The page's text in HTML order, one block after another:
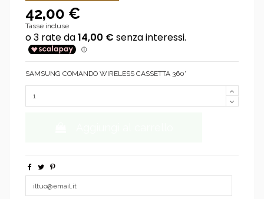
42,00 €
Tasse incluse
SAMSUNG COMANDO WIRELESS CASSETTA 360°